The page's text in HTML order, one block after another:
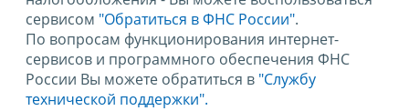
сервисом "Обратиться в ФНС России".
По вопросам функционирования интернет-
сервисов и программного обеспечения ФНС
России Вы можете обратиться в "Службу
технической поддержки".